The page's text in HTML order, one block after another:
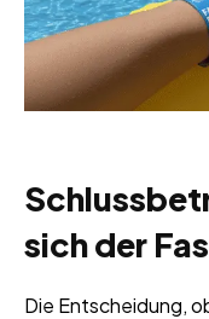
sich der
Die Entscheidung,